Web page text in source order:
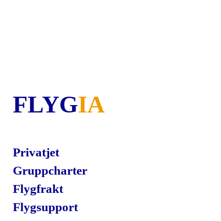
FLYGIA
Privatjet
Gruppcharter
Flygfrakt
Flygsupport